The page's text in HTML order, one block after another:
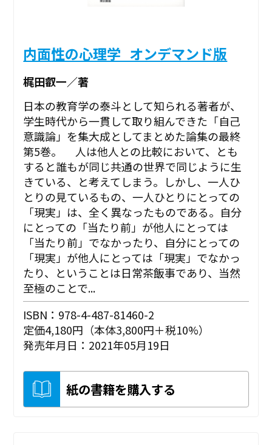
内面性の心理学_オンデマンド版
梶田叡一／著
日本の教育学の泰斗として知られる著者が、
学生時代から一貫して取り組んできた「自己
意識論」を集大成としてまとめた論集の最終
第5巻。 人は他人との比較において、とも
すると誰もが同じ共通の世界で同じように生
きている、と考えてしまう。しかし、一人ひ
とりの見ているもの、一人ひとりにとっての
「現実」は、全く異なったものである。自分
にとっての「当たり前」が他人にとっては
「当たり前」でなかったり、自分にとっての
「現実」が他人にとっては「現実」でなかっ
たり、ということは日常茶飯事であり、当然
至極のことで...
ISBN：978-4-487-81460-2
定価4,180円（本体3,800円＋税10%）
発売年月日：2021年05月19日
紙の書籍を購入する